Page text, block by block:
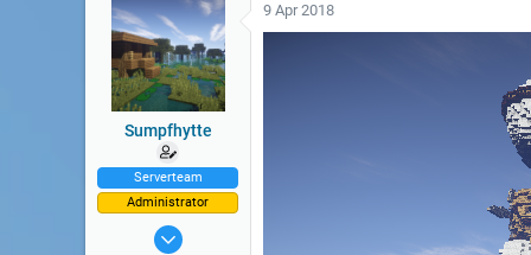
Sumpfhytte
Serverteam
Administrator
11 Aug 2014
9 Apr 2018